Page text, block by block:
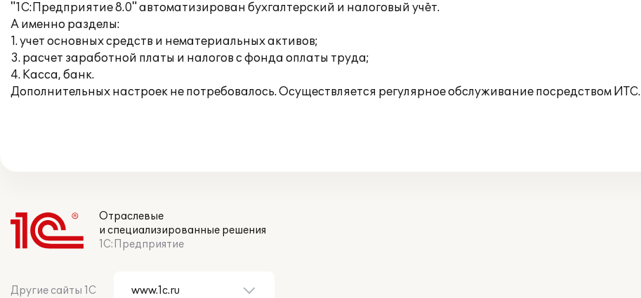
"1С:Предприятие 8.0" автоматизирован бухгалтерский и налоговый учёт.
А именно разделы:
1. учет основных средств и нематериальных активов;
3. расчет заработной платы и налогов с фонда оплаты труда;
4. Касса, банк.
Дополнительных настроек не потребовалось. Осуществляется регулярное обслуживание посредством ИТС.
Отраслевые
и специализированные решения
1С:Предприятие
Другие сайты 1С